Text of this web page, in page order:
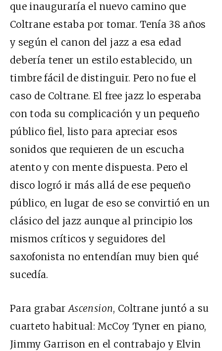
que inauguraría el nuevo camino que
Coltrane estaba por tomar. Tenía 38 años
y según el canon del jazz a esa edad
debería tener un estilo establecido, un
timbre fácil de distinguir. Pero no fue el
caso de Coltrane. El free jazz lo esperaba
con toda su complicación y un pequeño
público fiel, listo para apreciar esos
sonidos que requieren de un escucha
atento y con mente dispuesta. Pero el
disco logró ir más allá de ese pequeño
público, en lugar de eso se convirtió en un
clásico del jazz aunque al principio los
mismos críticos y seguidores del
saxofonista no entendían muy bien qué
sucedía.
Para grabarAscension, Coltrane juntó a su
cuarteto habitual: McCoy Tyner en piano,
Jimmy Garrison en el contrabajo y Elvin